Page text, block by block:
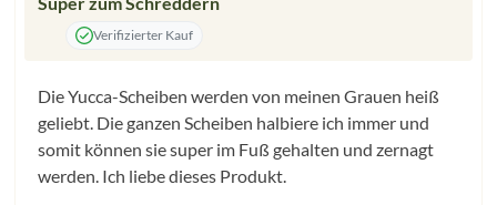
Verifizierter Kauf
Die Yucca-Scheiben werden von meinen Grauen heiß
geliebt. Die ganzen Scheiben halbiere ich immer und
somit können sie super im Fuß gehalten und zernagt
werden. Ich liebe dieses Produkt.